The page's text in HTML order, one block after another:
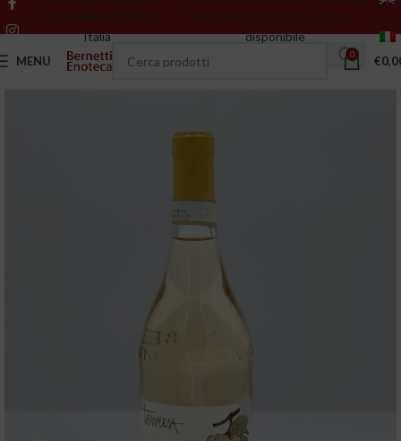
sopra 150€ GRATIS in
Italia
riferiscono all’ultima annata
disponibile
MENU 0 €